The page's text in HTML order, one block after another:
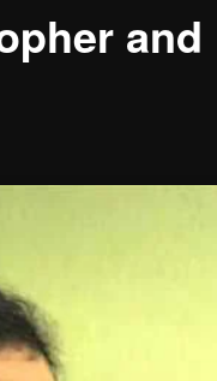
and